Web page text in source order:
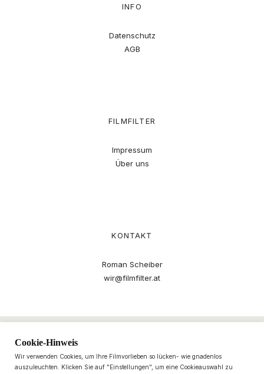
INFO
Datenschutz
AGB
FILMFILTER
Impressum
Über uns
KONTAKT
Roman Scheiber
wir@filmfilter.at
Cookie-Hinweis
Wir verwenden Cookies, um Ihre Filmvorlieben so lücken- wie gnadenlos
auszuleuchten. Klicken Sie auf "Einstellungen", um eine Cookieauswahl zu